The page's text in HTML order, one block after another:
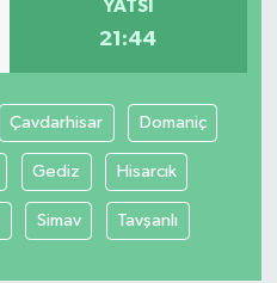
YATSI
21:44
Çavdarhisar Domaniç
Gediz Hisarcık
Simav Tavşanlı